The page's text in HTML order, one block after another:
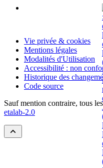
Vie privée & cookies
Mentions légales
Modalités d'Utilisation
Accessibilité : non
Historique des
Code source
Sauf mention contraire, tous
etalab-2.0